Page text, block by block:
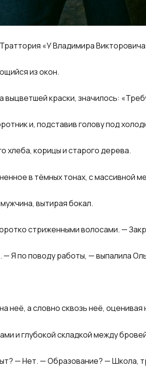
«У Владимира
из окон.
выцветшей краски, значилось:
и, подставив голову под
хлеба, корицы и старого дерева.
в тёмных тонах, с массивной
вытирая бокал.
стриженными волосами. —
Я по поводу работы, — выпалила
неё, а словно сквозь неё,
и глубокой складкой между
— Нет. — Образование? — Школа,